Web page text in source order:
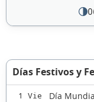
Días Festivos y
1 Vie Día